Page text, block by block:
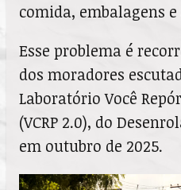
comida, embalagens
Esse problema é
dos moradores
Laboratório Você
(VCRP 2.0), do
em outubro de 2025.